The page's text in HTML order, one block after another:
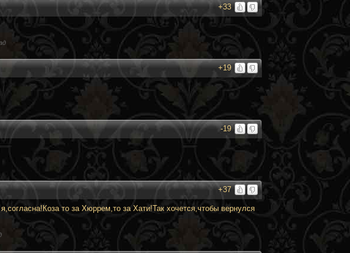
+33
+19
-19
+37
то за Хюррем,то за Хати!Так хочется,чтобы вернулся